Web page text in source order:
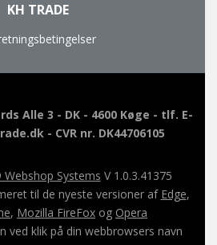
KH TRADE
Alle 3 - DK - 4600 Køge - tlf. E-
- CVR nr. DK44706105
Webshop Systems V 1.0.3.41375
til de nyeste versioner af Edge,
, Mozilla FireFox og Opera
ved klik på din webbrowsers navn